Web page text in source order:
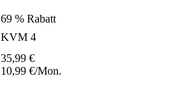
69 % Rabatt
KVM 4
35,99 €
10,99 €/Mon.